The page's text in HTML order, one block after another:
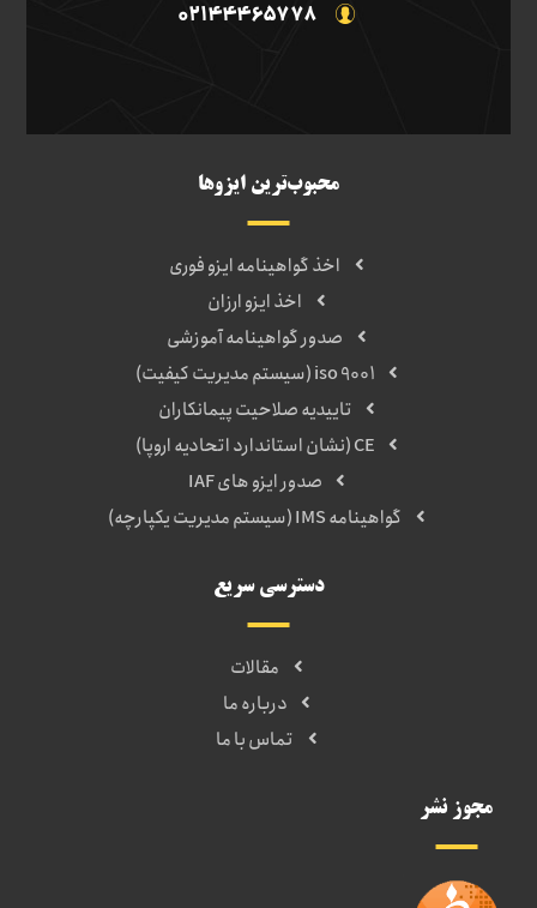
02144465778
محبوب‌ترین ایزوها
اخذ گواهینامه ایزو فوری
اخذ ایزو ارزان
صدور گواهینامه آموزشی
iso 9001 (سیستم مدیریت کیفیت)
تاییدیه صلاحیت پیمانکاران
CE (نشان استاندارد اتحادیه اروپا)
صدور ایزو های IAF
گواهینامه IMS (سیستم مدیریت یکپارچه)
دسترسی سریع
مقالات
درباره ما
تماس با ما
مجوز نشر